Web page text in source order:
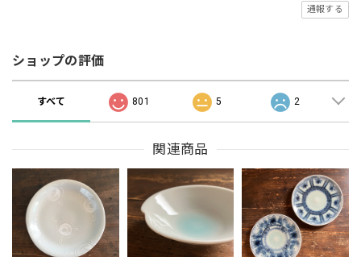
通報する
ショップの評価
すべて 801 5 2
関連商品